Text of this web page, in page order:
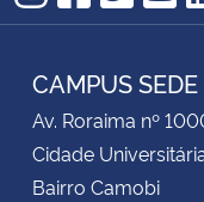
Instagram
CAMPUS SEDE
Av. Roraima nº
Cidade
Bairro Camobi